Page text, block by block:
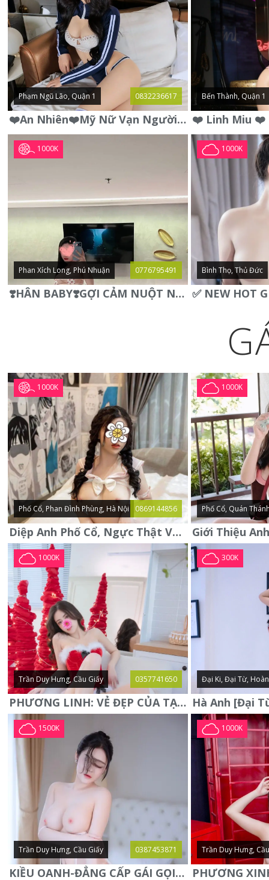
Phạm Ngũ Lão, Quận 1 0832236617
❤️An Nhiên❤️Mỹ Nữ Vạn Người Mê,Da Trắng, Mặt Xynh, Đẹp Từng
Bến Thành, Quận 1
1000K
Phan Xích Long, Phú Nhuận 0776795491
❣️HÂN BABY❣️GỢI CẢM NUỘT NÀ DÁNG SON XINH XINH QUYẾN RŨ
1000K
Bình Thọ, Thủ Đức
1000K
Phố Cổ, Phan Đình Phùng, Hà Nội 0869144856
Diệp Anh Phố Cổ, Ngực Thật Vú To Thơm Tho Quyến Rũ
1000K
Phố Cổ, Quán
1000K
Trần Duy Hưng, Cầu Giấy 0357741650
PHƯƠNG LINH: VẺ ĐẸP CỦA TẠO HÓA, XINH ĐẸP, SEXY, QUYỄN RŨ
300K
Đại Ki, Đại Từ,
1500K
Trần Duy Hưng, Cầu Giấy 0387453871
KIỀU OANH-ĐẲNG CẤP GÁI GỌI XINH SANG-NGOAN NGOÃN
1000K
Trần Duy Hưng,